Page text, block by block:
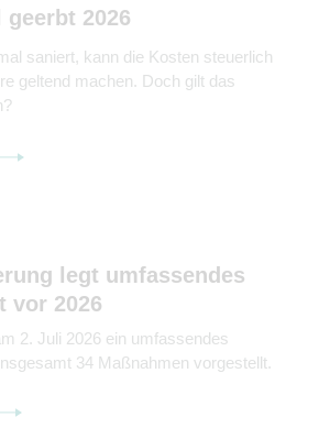
geerbt 2026
saniert, kann die Kosten steuerlich
geltend machen. Doch gilt das
legt umfassendes
vor 2026
2. Juli 2026 ein umfassendes
34 Maßnahmen vorgestellt.